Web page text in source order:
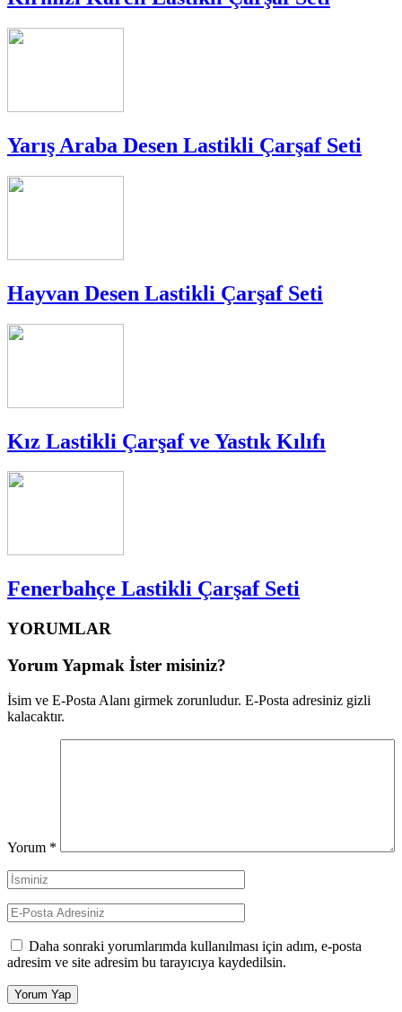
Yarış Araba Desen Lastikli Çarşaf Seti
Hayvan Desen Lastikli Çarşaf Seti
Kız Lastikli Çarşaf ve Yastık Kılıfı
Fenerbahçe Lastikli Çarşaf Seti
YORUMLAR
Yorum Yapmak İster misiniz?
İsim ve E-Posta Alanı girmek zorunludur. E-Posta adresiniz gizli
kalacaktır.
Yorum *
Daha sonraki yorumlarımda kullanılması için adım, e-posta
adresim ve site adresim bu tarayıcıya kaydedilsin.